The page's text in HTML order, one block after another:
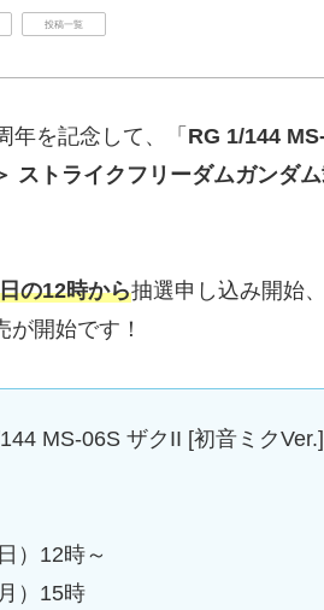
投稿一覧
年を記念して、「 RG 1/144
ストライクフリーダムガンダム
の12時から抽選申し込み開始、
開始です！
MS-06S ザクII [初音ミク
）12時～
）15時